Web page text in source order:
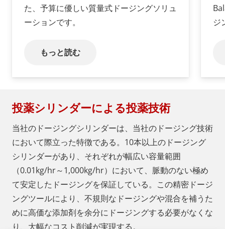
た、予算に優しい質量式ドージングソリュ
ーションです。
もっと読む
ジ
投薬シリンダーによる投薬技術
当社のドージングシリンダーは、当社のドージング技術
において際立った特徴である。10本以上のドージング
シリンダーがあり、それぞれが幅広い容量範囲
（0.01kg/hr～1,000kg/hr）において、脈動のない極め
て安定したドージングを保証している。この精密ドージ
ングツールにより、不規則なドージングや混合を補うた
めに高価な添加剤を余分にドージングする必要がなくな
り、大幅なコスト削減が実現する。